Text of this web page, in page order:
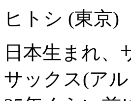
ヒトシ (東京)
日本生まれ
サックス(ア